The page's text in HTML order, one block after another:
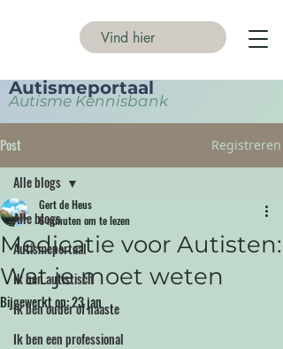
Autismeportaal
Autisme Kennisbank
Post Registreren
Alle blogs
Autismeportaal
Ik ben autistisch
Ik ben ouder of naaste
Ik ben een professional
Alle blogs
Medicatie voor Autisten:
Wat je moet weten
Gert de Heus
6 minuten om te lezen
Bijgewerkt op:23 jan